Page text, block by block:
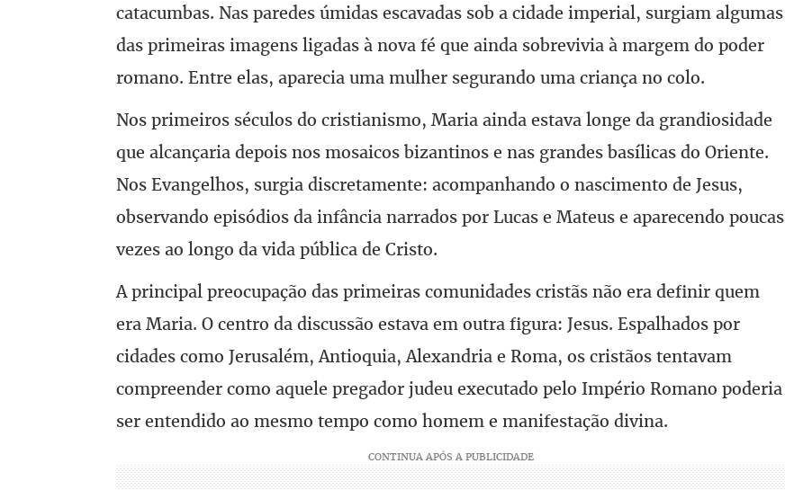
catacumbas. Nas paredes úmidas escavadas sob a cidade imperial, surgiam algumas
das primeiras imagens ligadas à nova fé que ainda sobrevivia à margem do poder
romano. Entre elas, aparecia uma mulher segurando uma criança no colo.
Nos primeiros séculos do cristianismo, Maria ainda estava longe da grandiosidade
que alcançaria depois nos mosaicos bizantinos e nas grandes basílicas do Oriente.
Nos Evangelhos, surgia discretamente: acompanhando o nascimento de Jesus,
observando episódios da infância narrados por Lucas e Mateus e aparecendo poucas
vezes ao longo da vida pública de Cristo.
A principal preocupação das primeiras comunidades cristãs não era definir quem
era Maria. O centro da discussão estava em outra figura: Jesus. Espalhados por
cidades como Jerusalém, Antioquia, Alexandria e Roma, os cristãos tentavam
compreender como aquele pregador judeu executado pelo Império Romano poderia
ser entendido ao mesmo tempo como homem e manifestação divina.